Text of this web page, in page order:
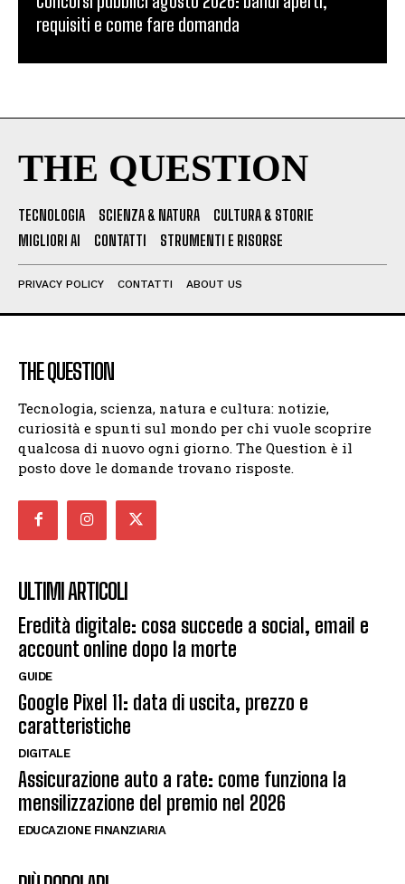
requisiti e come fare domanda
THE QUESTION
TECNOLOGIA SCIENZA & NATURA
CULTURA & STORIE
MIGLIORI AI
CONTATTI STRUMENTI E RISORSE
PRIVACY POLICY CONTATTI ABOUT US
THE QUESTION
Tecnologia, scienza, natura e cultura: notizie,
curiosità e spunti sul mondo per chi vuole scoprire
qualcosa di nuovo ogni giorno. The Question è il
posto dove le domande trovano risposte.
ULTIMI ARTICOLI
Eredità digitale: cosa succede a social, email e
account online dopo la morte
GUIDE
Google Pixel 11: data di uscita, prezzo e
caratteristiche
DIGITALE
Assicurazione auto a rate: come funziona la
mensilizzazione del premio nel 2026
EDUCAZIONE FINANZIARIA